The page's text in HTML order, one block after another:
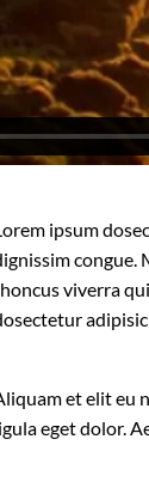
ipsum
congue.
viverra
et elit eu
eget dolor.